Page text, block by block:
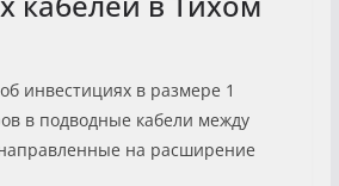
инвестициях в размере 1
в подводные кабели между
на расширение